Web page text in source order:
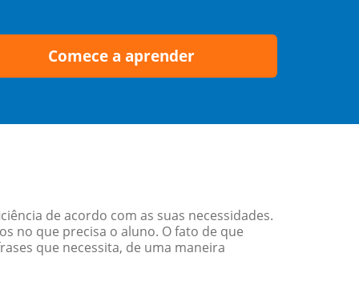
Comece a aprender
de acordo com as suas necessidades.
no que precisa o aluno. O fato de que
que necessita, de uma maneira